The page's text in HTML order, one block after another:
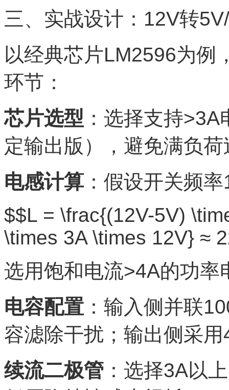
三、实战设计：12V转
以经典芯片LM2596为例
环节：
芯片选型 ：选择支持
定输出版），避免满负
电感计算 ：假设开关频
$$L = \frac{(12V-5V)
\times 3A \times 12V} ≈
选用饱和电流>4A的功
电容配置 ：输入侧并联
容滤除干扰；输出侧采
续流二极管 ：选择3A以